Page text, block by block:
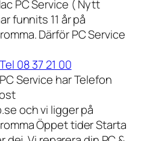
PC Service ( Nytt
funnits 11 år på
Därför PC Service
08 37 21 00
Service har Telefon
och vi ligger på
Öppet tider Starta